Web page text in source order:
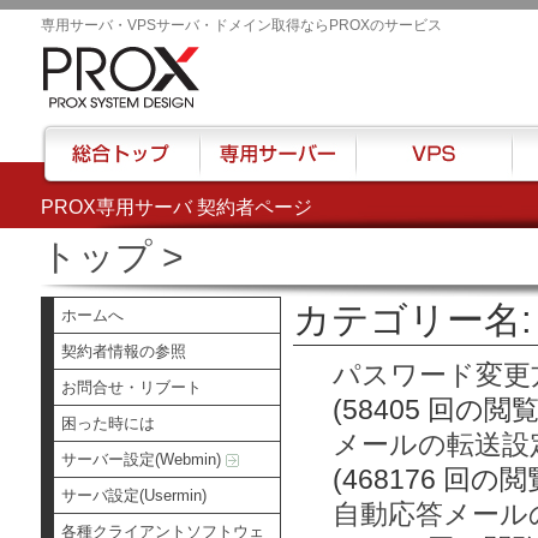
PROX専用サーバ 契約者ページ
専用サーバ・VPSサーバ・ドメイン取得ならPROXのサービス
トップ>
ホームへ
契約者情報の参照
お問合せ・リブート
困った時には
サーバー設定(Webmin)
サーバ設定(Usermin)
各種クライアントソフトウェ
カテゴリー名
パスワード変更
(58405 回の閲
メールの転送設
(468176 回の閲
自動応答メール
総合トップ 専用サーバー VPS ハ